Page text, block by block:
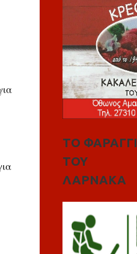
ΤΟ ΦΑΡΑΓΓΙ
ΤΟΥ
ΛΑΡΝΑΚΑ